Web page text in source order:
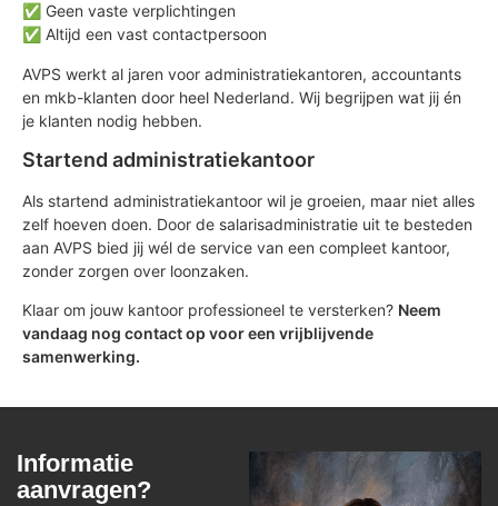
✅ Geen vaste verplichtingen
✅ Altijd een vast contactpersoon
AVPS werkt al jaren voor administratiekantoren, accountants
en mkb-klanten door heel Nederland. Wij begrijpen wat jij én
je klanten nodig hebben.
Startend administratiekantoor
Als startend administratiekantoor wil je groeien, maar niet alles
zelf hoeven doen. Door de salarisadministratie uit te besteden
aan AVPS bied jij wél de service van een compleet kantoor,
zonder zorgen over loonzaken.
Klaar om jouw kantoor professioneel te versterken? Neem
vandaag nog contact op voor een vrijblijvende
samenwerking.
Informatie
aanvragen?